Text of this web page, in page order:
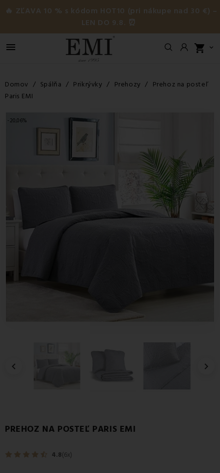
🔥 ZĽAVA 10 % s kódom HOT10 (pri nákupe nad 30 €) –
LEN DO 9.8. ⏰
 shopping_cart 
Domov Spálňa Prikrývky Prehozy
Prehoz na posteľ
Paris EMI
-20,06%
 
PREHOZ NA POSTEĽ PARIS EMI
4.8(6x)